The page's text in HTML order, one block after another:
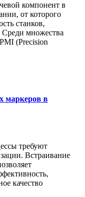
компонент в
от которого
станков,
Среди множества
(Precision
маркеров в
требуют
Встраивание
качество